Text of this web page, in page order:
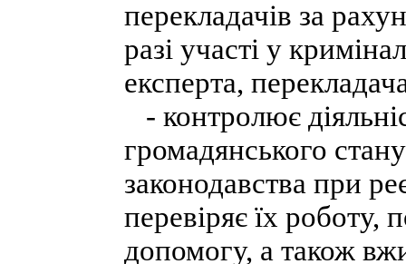
перекладачів за
разі участі у
експерта,
- контролює
громадянського
законодавства при
перевіряє їх роботу,
допомогу, а також